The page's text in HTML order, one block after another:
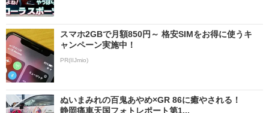
スマホ2GBで月額850円～ 格安SIMをお得に使うキ
ャンペーン実施中！
PR(IIJmio)
ぬいまみれの百鬼あやめ×GR 86に癒やされる！
静岡痛車天国フォトレポート第1...